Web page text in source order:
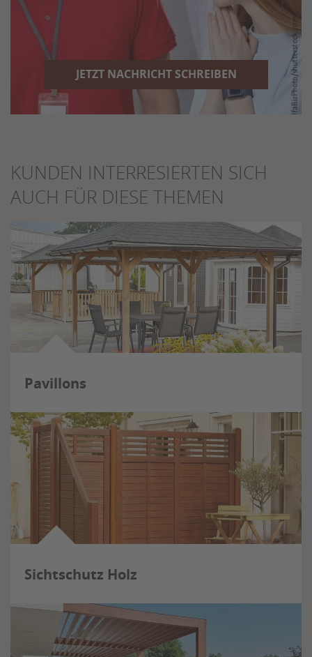
JETZT NACHRICHT SCHREIBEN
KUNDEN INTERRESIERTEN SICH
AUCH FÜR DIESE THEMEN
Pavillons
Sichtschutz Holz